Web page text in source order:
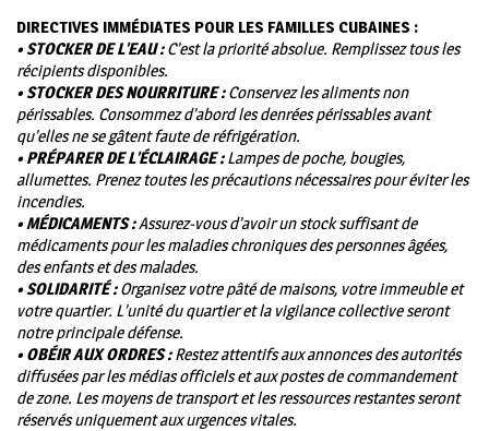
DIRECTIVES IMMÉDIATES POUR LES FAMILLES CUBAINES :
• STOCKER DE L’EAU :C’est la priorité absolue. Remplissez tous les
récipients disponibles.
• STOCKER DES NOURRITURE :Conservez les aliments non
périssables. Consommez d’abord les denrées périssables avant
qu’elles ne se gâtent faute de réfrigération.
• PRÉPARER DE L’ÉCLAIRAGE :Lampes de poche, bougies,
allumettes. Prenez toutes les précautions nécessaires pour éviter les
incendies.
• MÉDICAMENTS :Assurez-vous d’avoir un stock suffisant de
médicaments pour les maladies chroniques des personnes âgées,
des enfants et des malades.
• SOLIDARITÉ :Organisez votre pâté de maisons, votre immeuble et
votre quartier. L’unité du quartier et la vigilance collective seront
notre principale défense.
• OBÉIR AUX ORDRES :Restez attentifs aux annonces des autorités
diffusées par les médias officiels et aux postes de commandement
de zone. Les moyens de transport et les ressources restantes seront
réservés uniquement aux urgences vitales.